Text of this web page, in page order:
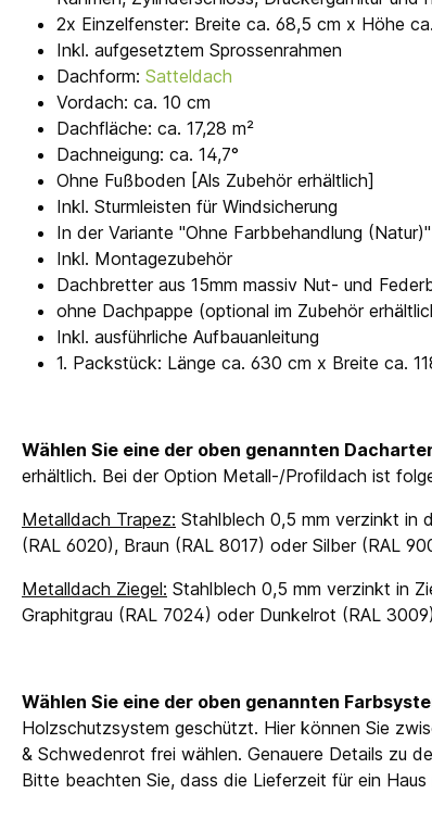
2x Einzelfenster: Breite ca. 68,5 cm x Höhe
Inkl. aufgesetztem Sprossenrahmen
Dachform: Satteldach
Vordach: ca. 10 cm
Dachfläche: ca. 17,28 m²
Dachneigung: ca. 14,7°
Ohne Fußboden [Als Zubehör erhältlich]
Inkl. Sturmleisten für Windsicherung
In der Variante "Ohne Farbbehandlung
Inkl. Montagezubehör
Dachbretter aus 15mm massiv Nut- und
ohne Dachpappe (optional im Zubehör
Inkl. ausführliche Aufbauanleitung
1. Packstück: Länge ca. 630 cm x Breite ca.
Wählen Sie eine der oben genannten
erhältlich. Bei der Option Metall-/Profildach ist
Metalldach Trapez: Stahlblech 0,5 mm verzinkt in
(RAL 6020), Braun (RAL 8017) oder Silber (RAL
Metalldach Ziegel: Stahlblech 0,5 mm verzinkt in
Graphitgrau (RAL 7024) oder Dunkelrot (RAL
Wählen Sie eine der oben genannten
Holzschutzsystem geschützt. Hier können Sie
& Schwedenrot frei wählen. Genauere Details zu
Bitte beachten Sie, dass die Lieferzeit für ein